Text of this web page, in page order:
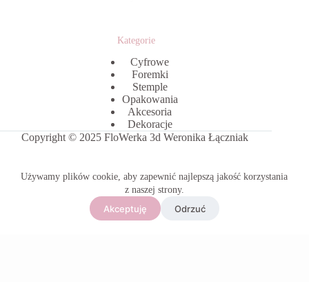
Używamy plików cookie, aby zapewnić najlepszą jakość korzystania
z naszej strony.
Akceptuję Odrzuć
Kategorie
Cyfrowe
Foremki
Stemple
Opakowania
Akcesoria
Dekoracje
Copyright © 2025 FloWerka 3d Weronika Łączniak